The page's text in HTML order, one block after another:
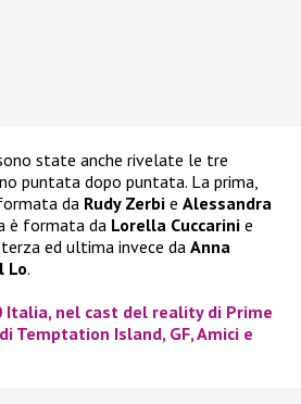
state anche rivelate le tre
puntata dopo puntata. La prima,
da Rudy Zerbi e Alessandra
è formata da Lorella Cuccarini e
ed ultima invece da Anna
Lo.
Italia, nel cast del reality di Prime
Temptation Island, GF, Amici e